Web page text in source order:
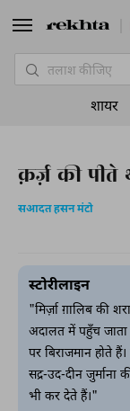
क़र्ज़ की
सआदत हसन मंटो
स्टोरीलाइन
"मिर्ज़ा ग़ालिब की
अदालत में पहुँच जाता
पर बिराजमान होते
सद्र-उद-दीन
भी कर देते हैं।"
शायर